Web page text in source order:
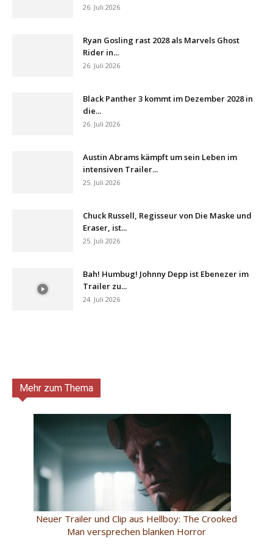
26. Juli 2026
Ryan Gosling rast 2028 als Marvels Ghost
Rider in...
26. Juli 2026
Black Panther 3 kommt im Dezember 2028 in
die...
26. Juli 2026
Austin Abrams kämpft um sein Leben im
intensiven Trailer...
25. Juli 2026
Chuck Russell, Regisseur von Die Maske und
Eraser, ist...
25. Juli 2026
Bah! Humbug! Johnny Depp ist Ebenezer im
Trailer zu...
24. Juli 2026
Mehr zum Thema
Neuer Trailer und Clip aus Hellboy: The Crooked
Man versprechen blanken Horror